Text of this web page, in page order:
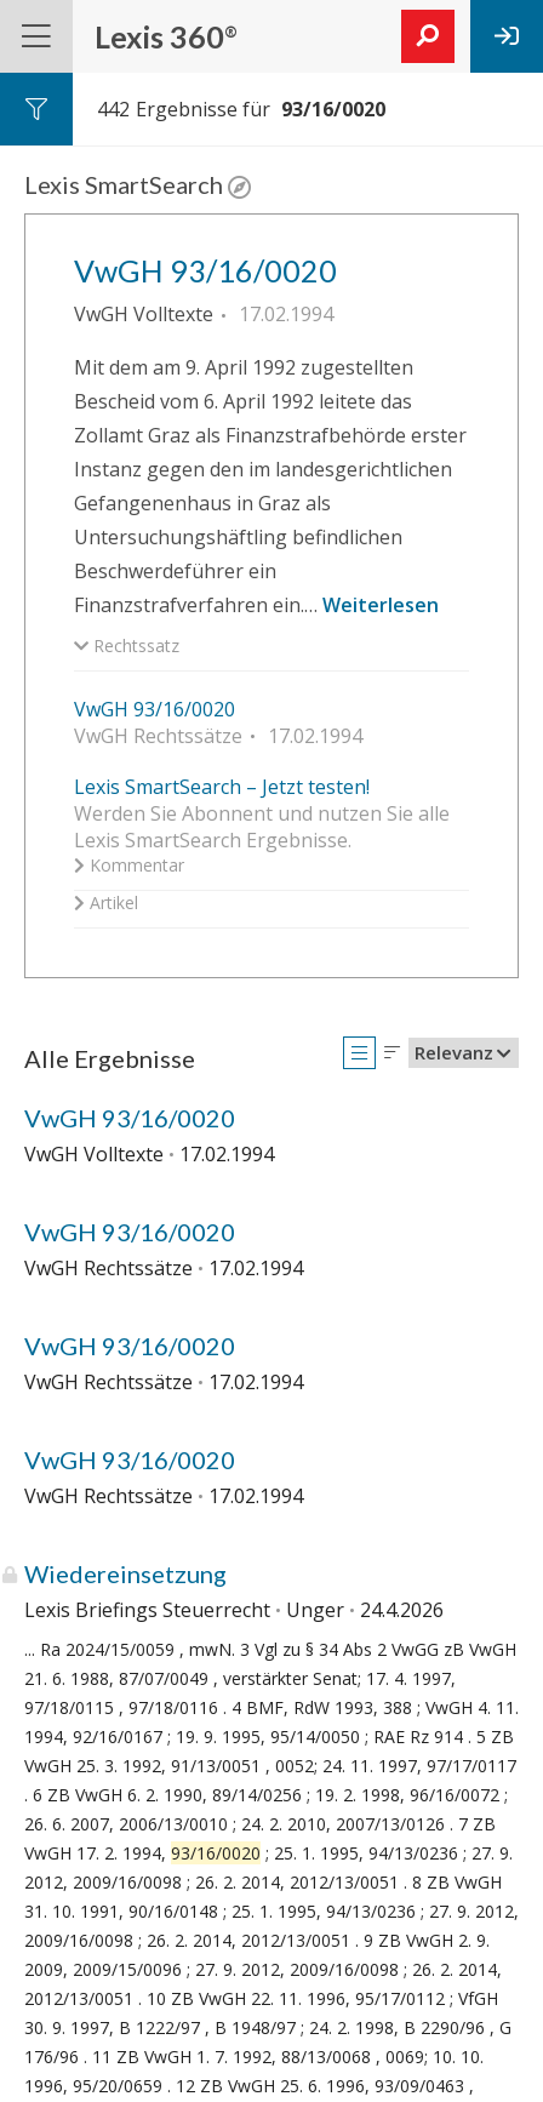
Lexis 360®
442 Ergebnisse für
Lexis SmartSearch
VwGH 93/16/0020
VwGH Volltexte
17.02.1994
Mit dem am 9. April 1992 zugestellten
Bescheid vom 6. April 1992 leitete das
Zollamt Graz als Finanzstrafbehörde erster
Instanz gegen den im landesgerichtlichen
Gefangenenhaus in Graz als
Untersuchungshäftling befindlichen
Beschwerdeführer ein
Finanzstrafverfahren ein.… Weiterlesen
Rechtssatz
VwGH 93/16/0020
VwGH Rechtssätze
17.02.1994
Lexis SmartSearch – Jetzt testen!
Werden Sie Abonnent und nutzen Sie alle
Lexis SmartSearch Ergebnisse.
Kommentar
Artikel
Alle Ergebnisse Relevanz
VwGH 93/16/0020
VwGH Volltexte 17.02.1994
VwGH 93/16/0020
VwGH Rechtssätze 17.02.1994
VwGH 93/16/0020
VwGH Rechtssätze 17.02.1994
VwGH 93/16/0020
VwGH Rechtssätze 17.02.1994
Wiedereinsetzung
Lexis Briefings Steuerrecht Unger 24.4.2026
... Ra 2024/15/0059 , mwN. 3 Vgl zu § 34 Abs 2 VwGG zB VwGH
21. 6. 1988, 87/07/0049 , verstärkter Senat; 17. 4. 1997,
97/18/0115 , 97/18/0116 . 4 BMF, RdW 1993, 388 ; VwGH 4. 11.
1994, 92/16/0167 ; 19. 9. 1995, 95/14/0050 ; RAE Rz 914 . 5 ZB
VwGH 25. 3. 1992, 91/13/0051 , 0052; 24. 11. 1997, 97/17/0117
. 6 ZB VwGH 6. 2. 1990, 89/14/0256 ; 19. 2. 1998, 96/16/0072 ;
26. 6. 2007, 2006/13/0010 ; 24. 2. 2010, 2007/13/0126 . 7 ZB
VwGH 17. 2. 1994, 93/16/0020 ; 25. 1. 1995, 94/13/0236 ; 27. 9.
2012, 2009/16/0098 ; 26. 2. 2014, 2012/13/0051 . 8 ZB VwGH
31. 10. 1991, 90/16/0148 ; 25. 1. 1995, 94/13/0236 ; 27. 9. 2012,
2009/16/0098 ; 26. 2. 2014, 2012/13/0051 . 9 ZB VwGH 2. 9.
2009, 2009/15/0096 ; 27. 9. 2012, 2009/16/0098 ; 26. 2. 2014,
2012/13/0051 . 10 ZB VwGH 22. 11. 1996, 95/17/0112 ; VfGH
30. 9. 1997, B 1222/97 , B 1948/97 ; 24. 2. 1998, B 2290/96 , G
176/96 . 11 ZB VwGH 1. 7. 1992, 88/13/0068 , 0069; 10. 10.
1996, 95/20/0659 . 12 ZB VwGH 25. 6. 1996, 93/09/0463 ,